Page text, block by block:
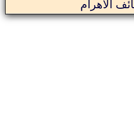
الاهرام